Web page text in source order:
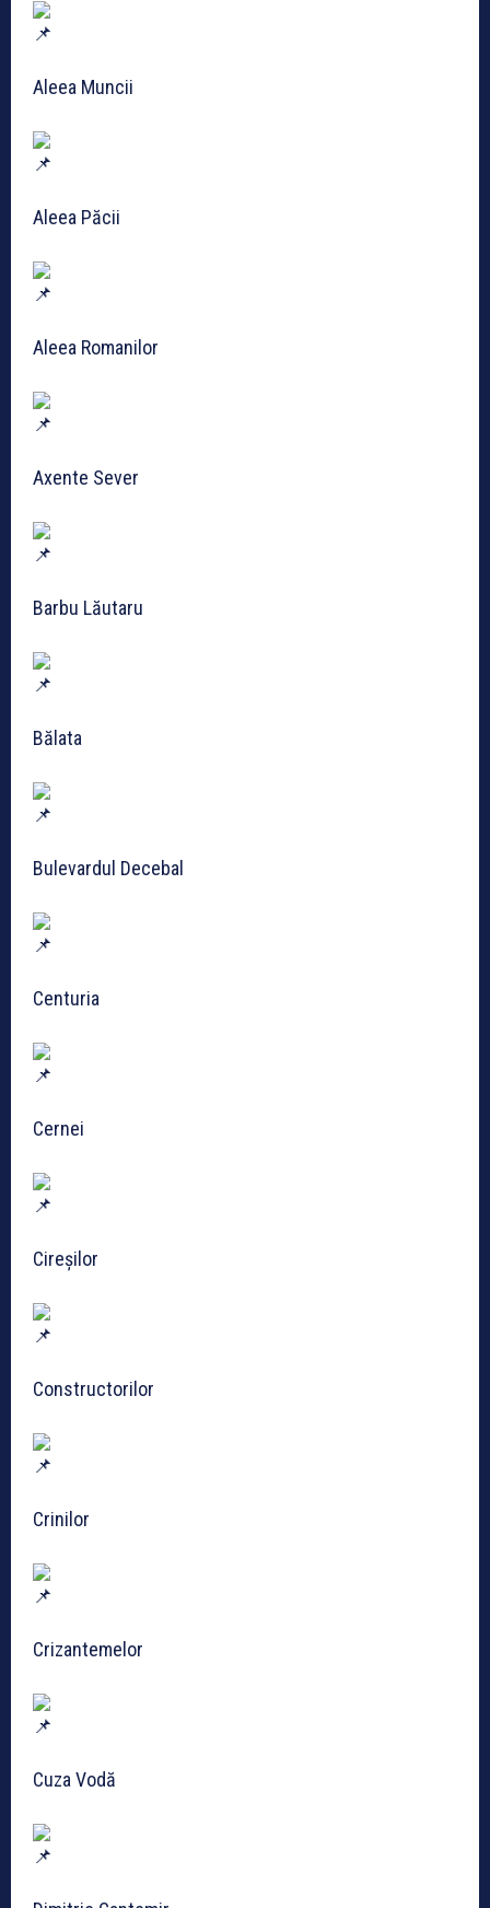
Aleea Muncii
Aleea Păcii
Aleea Romanilor
Axente Sever
Barbu Lăutaru
Bălata
Bulevardul Decebal
Centuria
Cernei
Cireșilor
Constructorilor
Crinilor
Crizantemelor
Cuza Vodă